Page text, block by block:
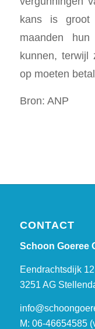
kans is groot
maanden
kunnen, terwijl
op moeten
Bron: ANP
CONTACT
Schoon Goeree
Eendrachtsdijk 12
3251 AG
M: 06-46654585